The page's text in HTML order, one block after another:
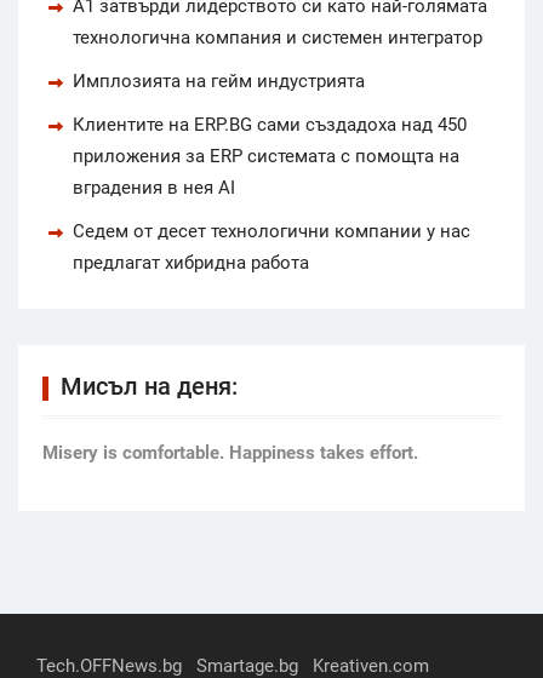
А1 затвърди лидерството си като най-голямата
технологична компания и системен интегратор
Имплозията на гейм индустрията
Клиентите на ERP.BG сами създадоха над 450
приложения за ERP системата с помощта на
вградения в нея AI
Седем от десет технологични компании у нас
предлагат хибридна работа
Мисъл на деня:
Мisery is comfortable. Happiness takes effort.
Tech.OFFNews.bg Smartage.bg
Kreativen.com